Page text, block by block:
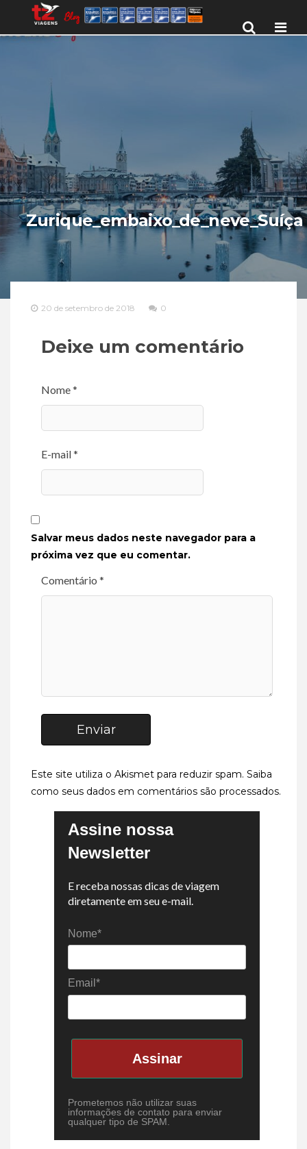
Zurique_embaixo_de_neve_Suíça
20 de setembro de 2018 0
Deixe um comentário
Nome *
E-mail *
Salvar meus dados neste navegador para a
próxima vez que eu comentar.
Comentário *
Enviar
Este site utiliza o Akismet para reduzir spam. Saiba
como seus dados em comentários são processados.
Assine nossa
Newsletter
E receba nossas dicas de viagem
diretamente em seu e-mail.
Nome*
Email*
Assinar
Prometemos não utilizar suas
informações de contato para enviar
qualquer tipo de SPAM.